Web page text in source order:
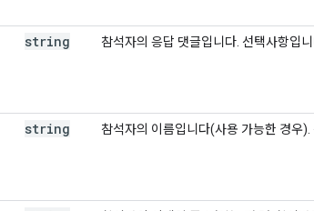
string 참석자의 응답 댓글입니다. 선택사항입니
string 참석자의 이름입니다(사용 가능한 경우).